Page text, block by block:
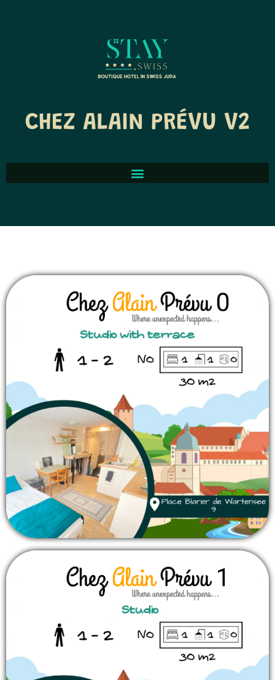
CHEZ ALAIN PRÉVU V2